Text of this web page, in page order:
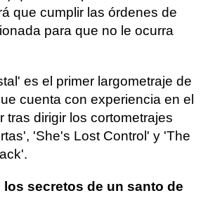
que cumplir las órdenes de
para que no le ocurra
es el primer largometraje de
cuenta con experiencia en el
tras dirigir los cortometrajes
'She's Lost Control' y 'The
secretos de un santo de